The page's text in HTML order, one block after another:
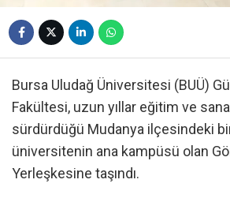
Bursa Uludağ Üniversitesi (BUÜ)
Fakültesi, uzun yıllar eğitim ve
sürdürdüğü Mudanya ilçesindeki
üniversitenin ana kampüsü olan
Yerleşkesine taşındı.